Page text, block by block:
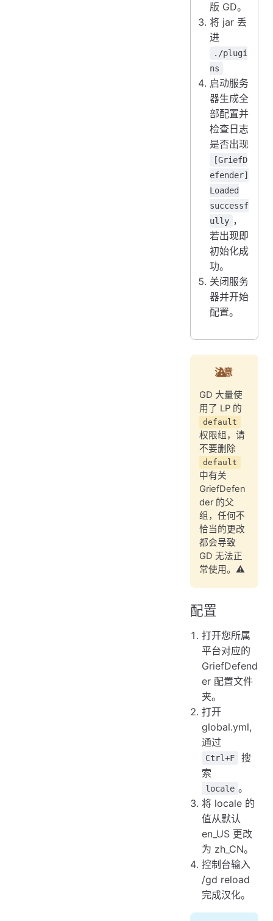
版 GD。
将 jar 丢
进
./plugi
ns
启动服务
器生成全
部配置并
检查日志
是否出现
[GriefD
efender]
Loaded
successf
ully ，
若出现即
初始化成
功。
关闭服务
器并开始
配置。
注意
GD 大量使
用了 LP 的
default
权限组，请
不要删除
default
中有关
GriefDefen
der 的父
组，任何不
恰当的更改
都会导致
GD 无法正
常使用。⚠️
配置
打开您所属
平台对应的
GriefDefend
er 配置文件
夹。
打开
global.yml,
通过
Ctrl+F
搜
索
locale 。
将 locale 的
值从默认
en_US 更改
为 zh_CN。
控制台输入
/gd reload
完成汉化。